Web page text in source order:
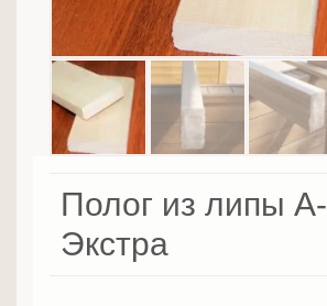
Полог из липы А-
Экстра